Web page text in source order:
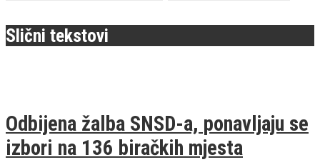
Slični tekstovi
Odbijena žalba SNSD-a, ponavljaju se
izbori na 136 biračkih mjesta